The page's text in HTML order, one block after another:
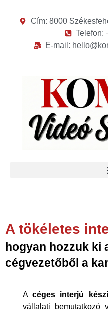
Cím: 8000
Telefon:
E-mail:
A tökéletes
hogyan hozzuk ki
cégvezetőből a
Acéges interjú
vállalati bemutatkozó